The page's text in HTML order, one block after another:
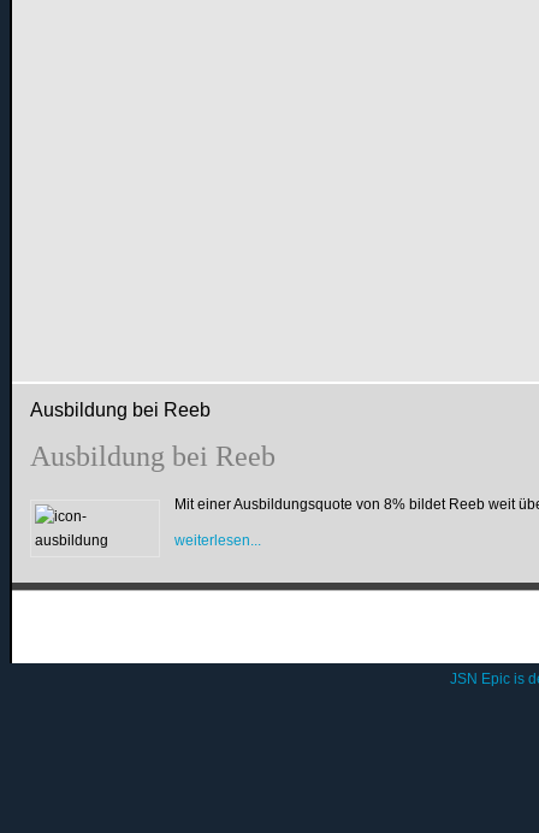
Ausbildung bei Reeb
Ausbildung bei Reeb
Mit einer Ausbildungsquote von 8% bildet Reeb weit
weiterlesen...
JSN Epic is